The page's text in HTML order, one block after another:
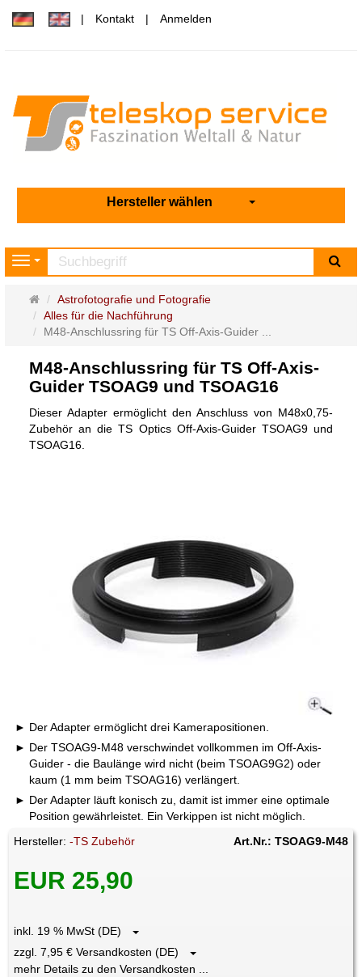
Kontakt Anmelden
Hersteller wählen
Navigation
Startseite
Astrofotografie und Fotografie
Alles für die Nachführung
M48-Anschlussring für TS Off-Axis-Guider ...
M48-Anschlussring für TS Off-Axis-
Guider TSOAG9 und TSOAG16
Dieser Adapter ermöglicht den Anschluss von M48x0,75-
Zubehör an die TS Optics Off-Axis-Guider TSOAG9 und
TSOAG16.
Der Adapter ermöglicht drei Kamerapositionen.
Der TSOAG9-M48 verschwindet vollkommen im Off-Axis-
Guider - die Baulänge wird nicht (beim TSOAG9G2) oder
kaum (1 mm beim TSOAG16) verlängert.
Der Adapter läuft konisch zu, damit ist immer eine optimale
Position gewährleistet. Ein Verkippen ist nicht möglich.
Hersteller:-TS Zubehör Art.Nr.: TSOAG9-M48
EUR 25,90
inkl. 19 % MwSt (DE)
zzgl. 7,95 € Versandkosten (DE)
mehr Details zu den Versandkosten ...